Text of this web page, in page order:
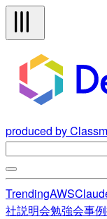
produced by
TrendingAWS
社説明会勉強会事例